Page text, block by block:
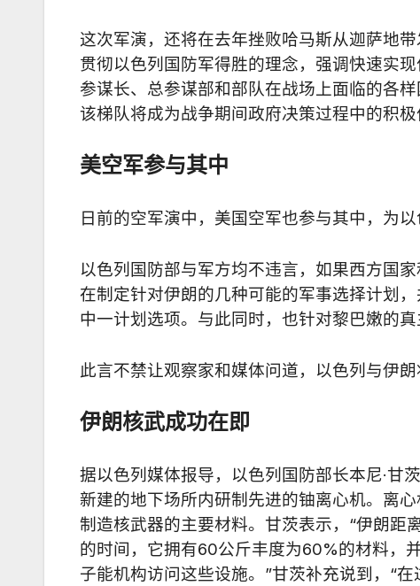
这次军演，还将在去年挫败哈马斯从迦萨地
贯彻以色列国防军得胜的理念，强调快速实
参谋长、总参谋部和部队在战场上面临的各
该梯队将成为战争期间政府决策过程中的积极
美空军参与其中
日前的空军演中，美国空军也参与其中，为
以色列国防部与军方均不违言，如果西方国
在制定针对伊朗的几种可能的军事选择计划
中一计划选项。与此同时，也针对黎巴嫩的
此言不禁让观察家和媒体问道，以色列与伊
伊朗核武成功在即
据以色列媒体报导，以色列国防部长本尼·甘
新建的地下场所内研制先进的铀离心机。离
制造核武器的主要材料。甘茨表示，“伊朗距
的时间，它拥有60公斤丰度为60%的材料，
子能机构访问这些设施。”甘茨补充说到，“